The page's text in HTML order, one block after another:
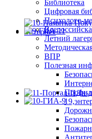
Библиотека
Цифровая
Психолого-
Летний
ВПР
Полезная